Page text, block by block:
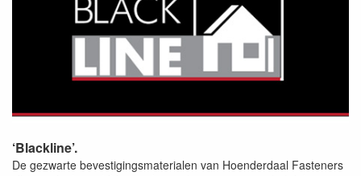
‘Blackline’.
De gezwarte bevestigingsmaterialen van Hoenderdaal Fasteners